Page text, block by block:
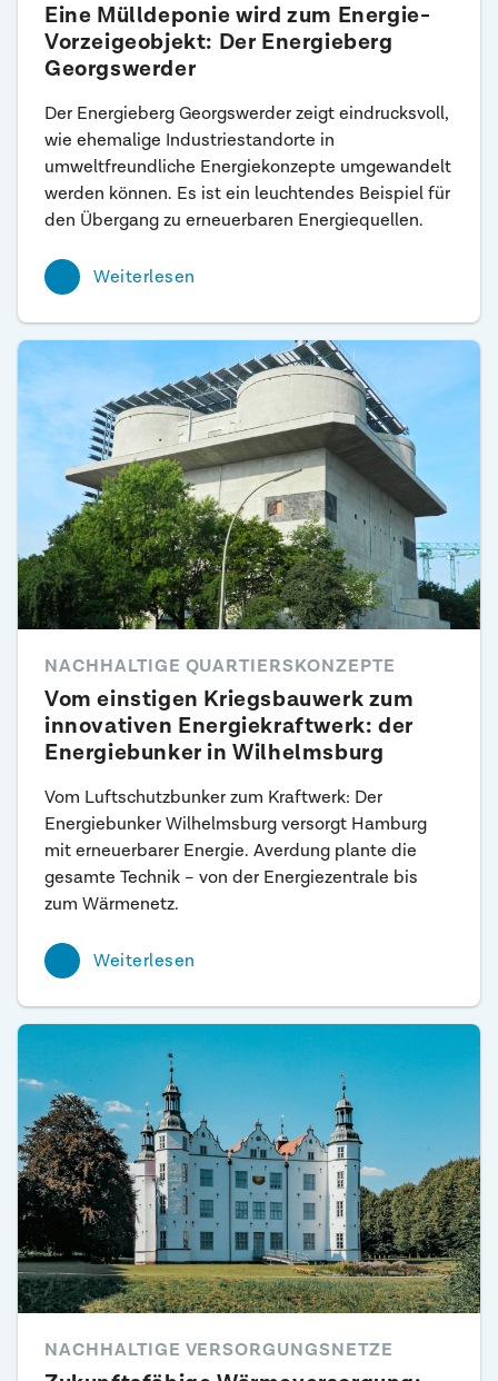
Eine Mülldeponie wird zum Energie-
Vorzeigeobjekt: Der Energieberg
Georgswerder
Der Energieberg Georgswerder zeigt eindrucksvoll,
wie ehemalige Industriestandorte in
umweltfreundliche Energiekonzepte umgewandelt
werden können. Es ist ein leuchtendes Beispiel für
den Übergang zu erneuerbaren Energiequellen.
Weiterlesen
NACHHALTIGE QUARTIERSKONZEPTE
Vom einstigen Kriegsbauwerk zum
innovativen Energiekraftwerk: der
Energiebunker in Wilhelmsburg
Vom Luftschutzbunker zum Kraftwerk: Der
Energiebunker Wilhelmsburg versorgt Hamburg
mit erneuerbarer Energie. Averdung plante die
gesamte Technik – von der Energiezentrale bis
zum Wärmenetz.
Weiterlesen
NACHHALTIGE VERSORGUNGSNETZE